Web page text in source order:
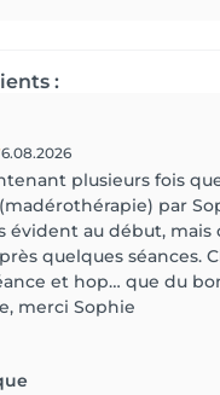
:
6.08.2026
plusieurs fois
par
évident au début, mais
quelques séances.
et hop… que du
merci Sophie